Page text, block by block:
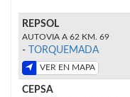
REPSOL
AUTOVIA A 62 KM. 69
- TORQUEMADA
VER EN MAPA
CEPSA